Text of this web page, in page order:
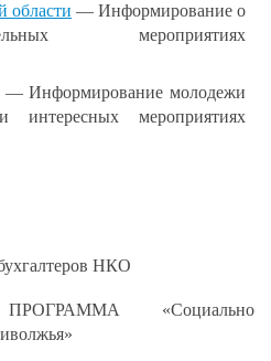
области — Информирование о
мероприятиях
Информирование молодежи
мероприятиях
НКО
«Социально